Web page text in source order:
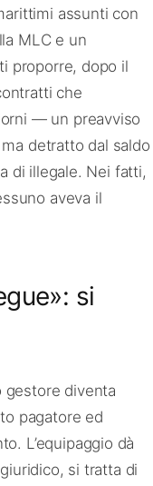
assunti con
MLC e un
proporre, dopo il
che
— un preavviso
detratto dal saldo
di illegale. Nei fatti,
aveva il
si
gestore diventa
pagatore ed
L’equipaggio dà
si tratta di